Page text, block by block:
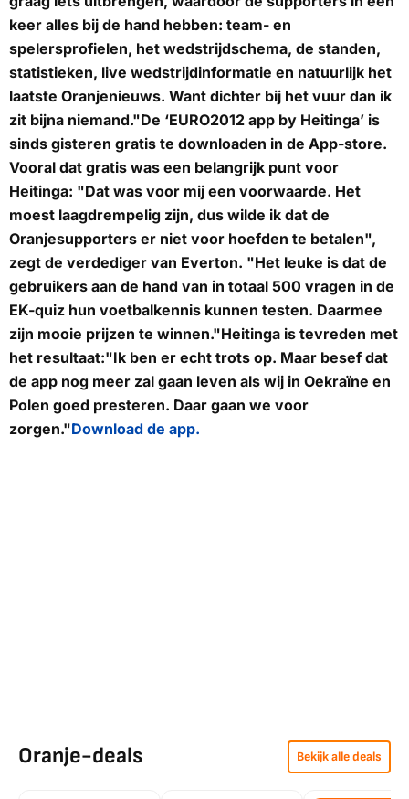
keer alles bij de hand hebben: team- en
spelersprofielen, het wedstrijdschema, de standen,
statistieken, live wedstrijdinformatie en natuurlijk het
laatste Oranjenieuws. Want dichter bij het vuur dan ik
zit bijna niemand."De ‘EURO2012 app by Heitinga’ is
sinds gisteren gratis te downloaden in de App-store.
Vooral dat gratis was een belangrijk punt voor
Heitinga: "Dat was voor mij een voorwaarde. Het
moest laagdrempelig zijn, dus wilde ik dat de
Oranjesupporters er niet voor hoefden te betalen",
zegt de verdediger van Everton. "Het leuke is dat de
gebruikers aan de hand van in totaal 500 vragen in de
EK-quiz hun voetbalkennis kunnen testen. Daarmee
zijn mooie prijzen te winnen."Heitinga is tevreden met
het resultaat:"Ik ben er echt trots op. Maar besef dat
de app nog meer zal gaan leven als wij in Oekraïne en
Polen goed presteren. Daar gaan we voor
zorgen."Download de app.
Oranje-deals Bekijk alle deals